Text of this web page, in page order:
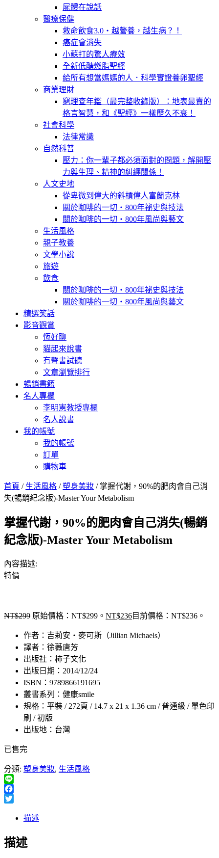
屍體在說話
醫療保健
救命飲食3.0‧越營養，越生病？！
癌症會消失
小蘇打的驚人療效
全新低醣燃脂聖經
給所有想當媽媽的人．科學實證養卵聖經
商業理財
窮理查年鑑（最完整收錄版）：地表最賣的
格言智慧，和《聖經》一樣歷久不衰！
社會科學
法律常識
自然科普
壓力：你一輩子都必須面對的問題，解開壓
力與生理、精神的糾纏關係！
人文史地
從卑微到偉大的斜槓偉人富蘭克林
關於咖啡的一切‧800年祕史與技法
關於咖啡的一切‧800年風尚與藝文
生活風格
親子教養
文學小說
旅遊
飲食
關於咖啡的一切‧800年祕史與技法
關於咖啡的一切‧800年風尚與藝文
精選笑話
影音觀賞
恆好聊
貓起來說書
有聲書試聽
文章瀏覽排行
暢銷書籍
名人專欄
李明憲教授專欄
名人說書
我的帳號
我的帳號
訂單
購物車
首頁 / 生活風格 /塑身美妝 / 掌握代謝，90%的肥肉會自己消
失(暢銷紀念版)-Master Your Metabolism
掌握代謝，90%的肥肉會自己消失(暢銷
紀念版)-Master Your Metabolism
內容描述:
特價
NT$299 原始價格：NT$299。 NT$236目前價格：NT$236。
作者：吉莉安‧麥可斯（Jillian Michaels）
譯者：徐薇唐芳
出版社：柿子文化
出版日期：2014/12/24
ISBN：9789866191695
叢書系列：健康smile
規格：平裝 / 272頁 / 14.7 x 21 x 1.36 cm / 普通級 / 單色印
刷 / 初版
出版地：台灣
已售完
分類: 塑身美妝, 生活風格
Line
Facebook
描述
描述